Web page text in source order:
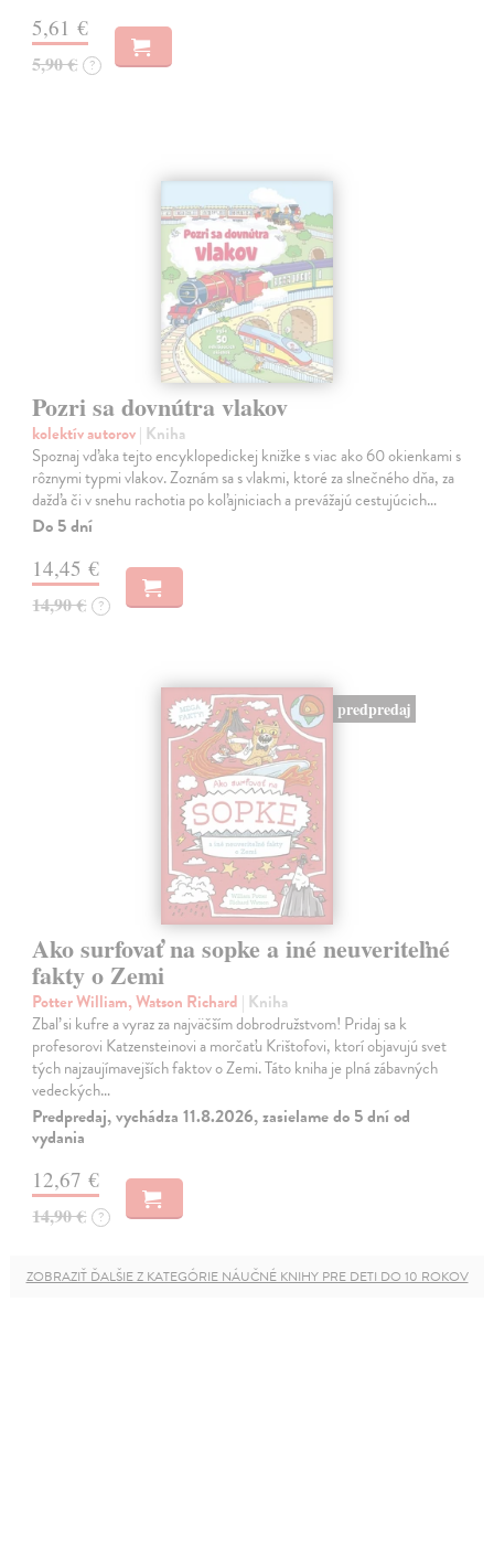
5,61 €
5,90 € ?
Pozri sa dovnútra vlakov
kolektív autorov| Kniha
Spoznaj vďaka tejto encyklopedickej knižke s viac ako 60 okienkami s
rôznymi typmi vlakov. Zoznám sa s vlakmi, ktoré za slnečného dňa, za
dažďa či v snehu rachotia po koľajniciach a prevážajú cestujúcich…
Do 5 dní
14,45 €
14,90 € ?
predpredaj
Ako surfovať na sopke a iné neuveriteľné
fakty o Zemi
Potter William, Watson Richard | Kniha
Zbaľ si kufre a vyraz za najväčším dobrodružstvom! Pridaj sa k
profesorovi Katzensteinovi a morčaťu Krištofovi, ktorí objavujú svet
tých najzaujímavejších faktov o Zemi. Táto kniha je plná zábavných
vedeckých…
Predpredaj, vychádza 11.8.2026, zasielame do 5 dní od
vydania
12,67 €
14,90 € ?
ZOBRAZIŤ ĎALŠIE Z KATEGÓRIE NÁUČNÉ KNIHY PRE DETI DO 10 ROKOV